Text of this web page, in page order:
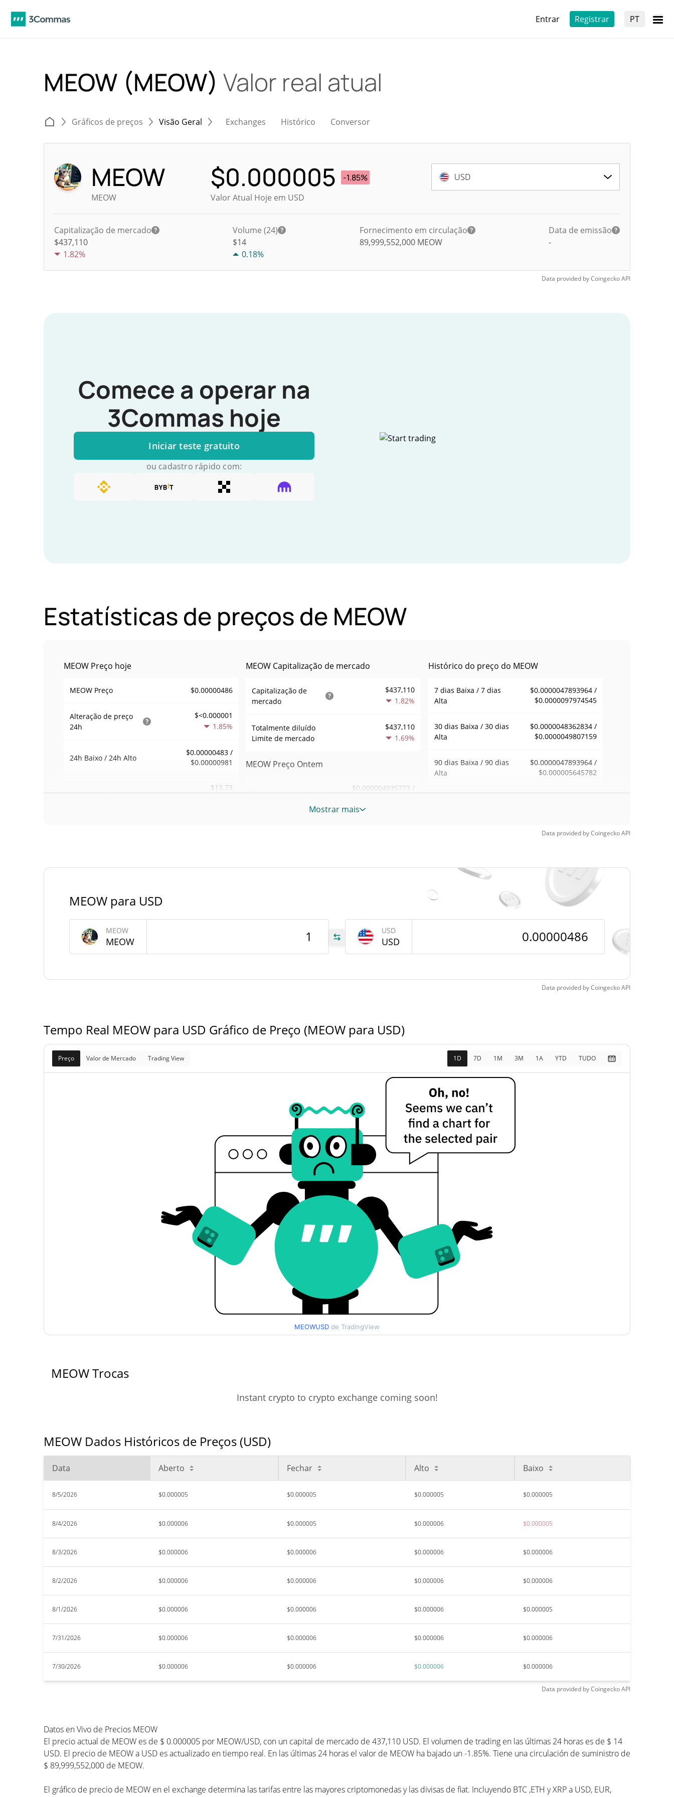
Entrar Registrar PT
MEOW (MEOW) Valor real atual
Gráficos de preços Visão Geral Exchanges Histórico Conversor
MEOW
MEOW
$0.000005
-1.85%
Valor Atual Hoje em USD
USD
Capitalização de mercado
$437,110
1.82%
Volume (24)
$14
0.18%
Fornecimento em circulação
89,999,552,000 MEOW
Data de emissão
-
Data provided byCoingeckoAPI
Comece a operar na
3Commas hoje
Iniciar teste gratuito
ou cadastro rápido com:
Estatísticas de preços de MEOW
MEOW Preço hoje
MEOW Preço $0.00000486
Alteração de preço
24h
$<0.000001
1.85%
24h Baixo / 24h Alto
$0.00000483 /
$0.00000981
Volume24h
$13.73
Fornecimento de MEOW
Fornecimento em
circulação
Fornecimento total
MEOW
MEOW Capitalização de mercado
Capitalização de
mercado
$437,110
1.82%
Totalmente diluído
Limite de mercado
$437,110
1.69%
MEOW Preço Ontem
Baixa / Alta de ontem
$0.000004935773 /
Histórico do preço do MEOW
7 dias Baixa / 7 dias
Alta
$0.0000047893964 /
$0.0000097974545
30 dias Baixa / 30 dias
Alta
$0.0000048362834 /
$0.0000049807159
90 dias Baixa / 90 dias
Alta
$0.0000047893964 /
$0.000005645782
Baixa de todos os
tempos
Aug 23, 2024 (1 anos atrás)
$0.0000034
42.80%
Mostrar mais
Data provided byCoingeckoAPI
MEOW para USD
MEOW
MEOW
USD
USD
Data provided byCoingeckoAPI
Tempo Real MEOW para USD Gráfico de Preço (MEOW para USD)
Preço Valor de Mercado Trading View 1D 7D 1M 3M 1A YTD TUDO
MEOWUSD de TradingView
MEOW Trocas
Instant crypto to crypto exchange coming soon!
MEOW Dados Históricos de Preços (USD)
Data Aberto Fechar Alto Baixo
8/5/2026 $0.000005 $0.000005 $0.000005 $0.000005
8/4/2026 $0.000006 $0.000005 $0.000006 $0.000005
8/3/2026 $0.000006 $0.000006 $0.000006 $0.000006
8/2/2026 $0.000006 $0.000006 $0.000006 $0.000006
8/1/2026 $0.000006 $0.000006 $0.000006 $0.000005
7/31/2026 $0.000006 $0.000006 $0.000006 $0.000006
7/30/2026 $0.000006 $0.000006 $0.000006 $0.000006
Data provided byCoingeckoAPI
Datos en Vivo de Precios MEOW
El precio actual de MEOW es de $ 0.000005 por MEOW/USD, con un capital de mercado de 437,110 USD. El volumen de trading en las últimas 24 horas es de $ 14
USD. El precio de MEOW a USD es actualizado en tiempo real. En las últimas 24 horas el valor de MEOW ha bajado un -1.85%. Tiene una circulación de suministro de
$ 89,999,552,000 de MEOW.
El gráfico de precio de MEOW en el exchange determina las tarifas entre las mayores criptomonedas y las divisas de fiat. Incluyendo BTC ,ETH y XRP a USD, EUR,